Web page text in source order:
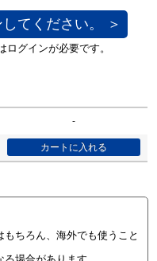
てください。 ＞
-
ちろん、海外でも使うこと